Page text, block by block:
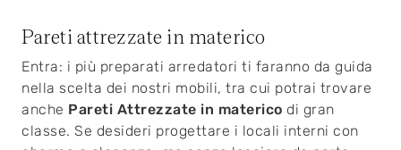
Pareti attrezzate in materico
Entra: i più preparati arredatori ti faranno da guida
nella scelta dei nostri mobili, tra cui potrai trovare
anche Pareti Attrezzate in materico di gran
classe. Se desideri progettare i locali interni con